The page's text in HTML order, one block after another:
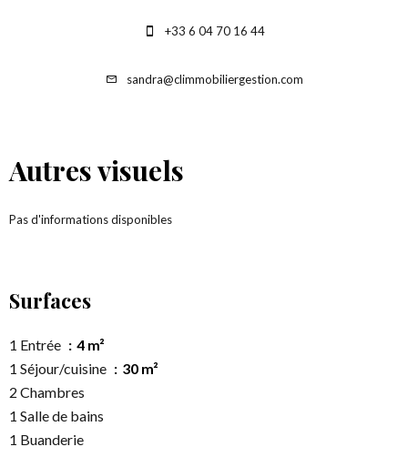
+33 6 04 70 16 44
sandra@climmobiliergestion.com
Autres visuels
Pas d'informations disponibles
Surfaces
1 Entrée
4 m²
1 Séjour/cuisine
30 m²
2 Chambres
1 Salle de bains
1 Buanderie